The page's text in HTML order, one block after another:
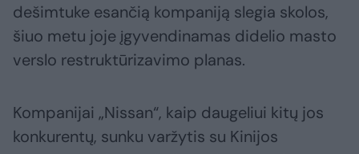
dešimtuke esančią kompaniją slegia skolos,
šiuo metu joje įgyvendinamas didelio masto
verslo restruktūrizavimo planas.
Kompanijai „Nissan“, kaip daugeliui kitų jos
konkurentų, sunku varžytis su Kinijos